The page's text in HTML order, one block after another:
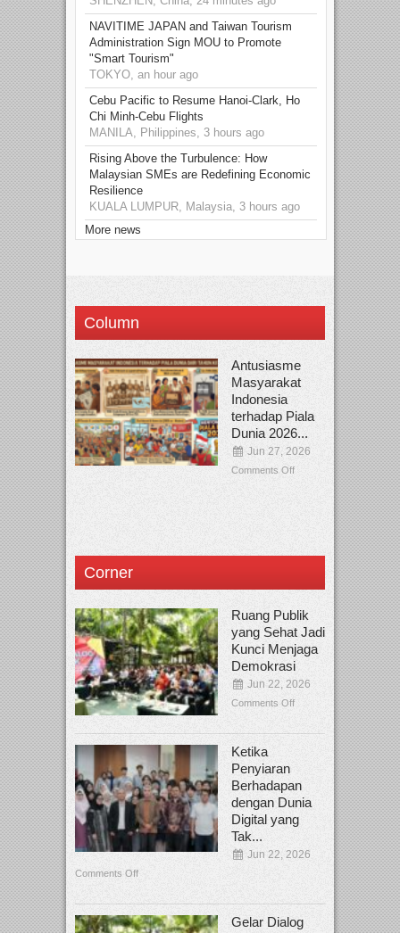
NAVITIME JAPAN and Taiwan Tourism
Administration Sign MOU to Promote
"Smart Tourism"
TOKYO, an hour ago
Cebu Pacific to Resume Hanoi-Clark, Ho
Chi Minh-Cebu Flights
MANILA, Philippines, 3 hours ago
Rising Above the Turbulence: How
Malaysian SMEs are Redefining Economic
Resilience
KUALA LUMPUR, Malaysia, 3 hours ago
More news
Column
Antusiasme
Masyarakat
Indonesia
terhadap Piala
Dunia 2026...
Jun 27, 2026
Comments Off
Corner
Ruang Publik
yang Sehat Jadi
Kunci Menjaga
Demokrasi
Jun 22, 2026
Comments Off
Ketika
Penyiaran
Berhadapan
dengan Dunia
Digital yang
Tak...
Jun 22, 2026
Comments Off
Gelar Dialog